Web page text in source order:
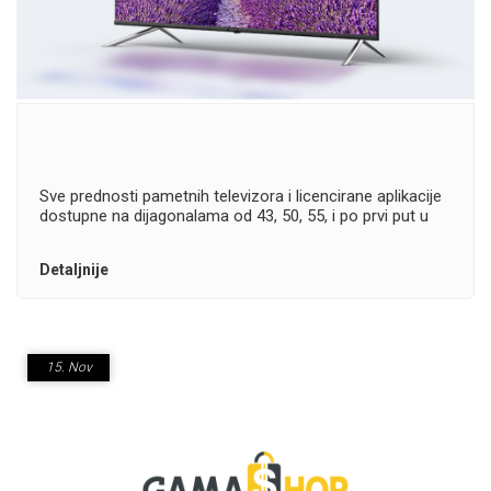
Sve prednosti pametnih televizora i licencirane aplikacije
dostupne na dijagonalama od 43, 50, 55, i po prvi put u
Detaljnije
15. Nov